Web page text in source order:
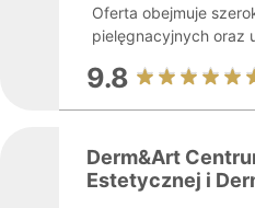
Oferta obejmuje
pielęgnacyjnych oraz
9.8
Derm&Art
Estetycznej i